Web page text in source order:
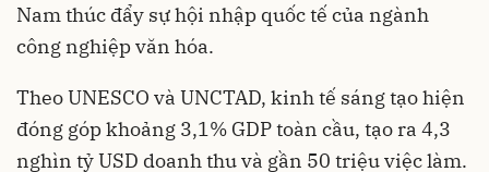
Nam thúc đẩy sự hội nhập quốc tế của ngành
công nghiệp văn hóa.
Theo UNESCO và UNCTAD, kinh tế sáng tạo hiện
đóng góp khoảng 3,1% GDP toàn cầu, tạo ra 4,3
nghìn tỷ USD doanh thu và gần 50 triệu việc làm.